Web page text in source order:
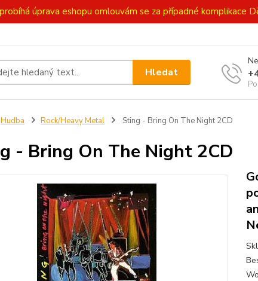
úprava eshopu omlouvám se za případné komplikace
Hledat
Hudba Rock/Heavy Metal Sting - Bring On The Night 2CD
- Bring On The Night 2CD